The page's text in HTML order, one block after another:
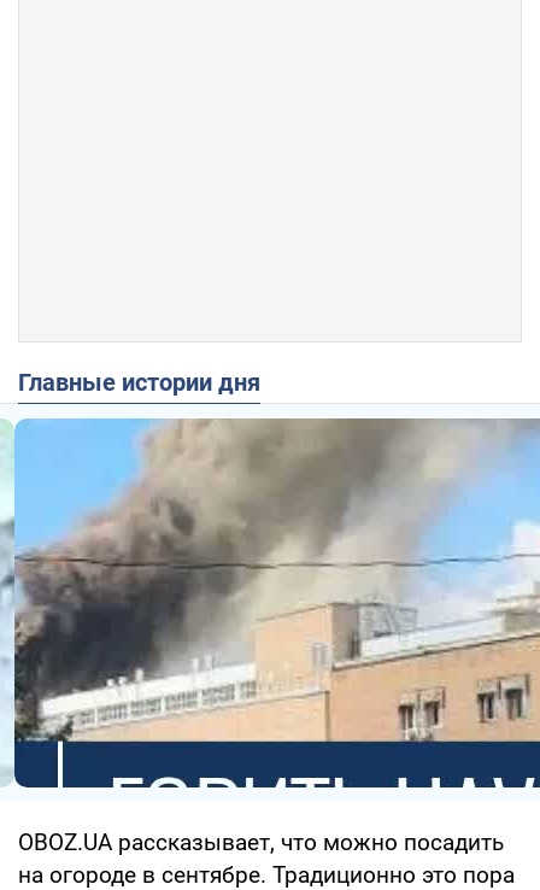
Главные истории дня
OBOZ.UA рассказывает, что можно посадить
на огороде в сентябре. Традиционно это пора